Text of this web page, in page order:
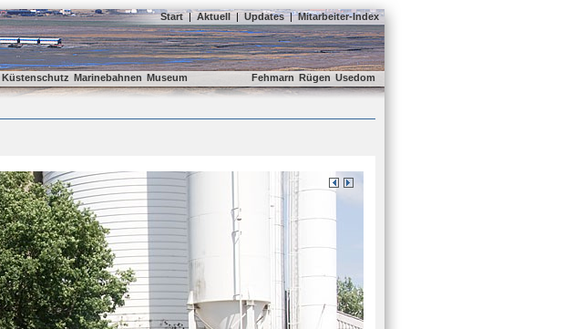
Start | Aktuell | Updates | Mitarbeiter-Index
Küstenschutz Marinebahnen Museum Fehmarn Rügen Usedom